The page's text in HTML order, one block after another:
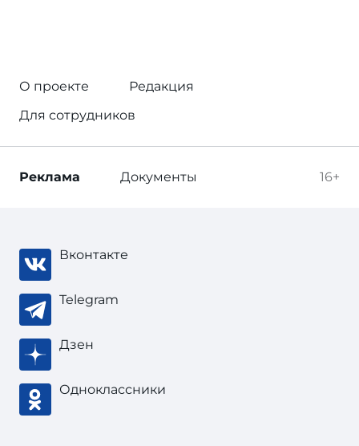
О проекте
Редакция
Для сотрудников
16+
Реклама Документы
Вконтакте
Telegram
Дзен
Одноклассники